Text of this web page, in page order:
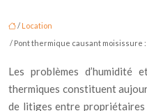
/ Location
/ Pont thermique causant moisissure
Les problèmes d’humidité
thermiques constituent
de litiges entre